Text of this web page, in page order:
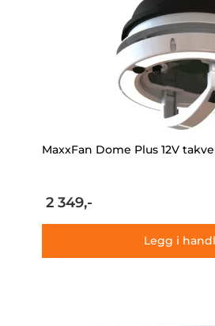
MaxxFan Dome Plus 12V
2 349,-
Legg i